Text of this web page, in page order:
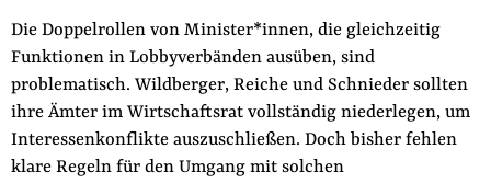
Die Doppelrollen von Minister*innen, die gleichzeitig
Funktionen in Lobbyverbänden ausüben, sind
problematisch. Wildberger, Reiche und Schnieder sollten
ihre Ämter im Wirtschaftsrat vollständig niederlegen, um
Interessenkonflikte auszuschließen. Doch bisher fehlen
klare Regeln für den Umgang mit solchen